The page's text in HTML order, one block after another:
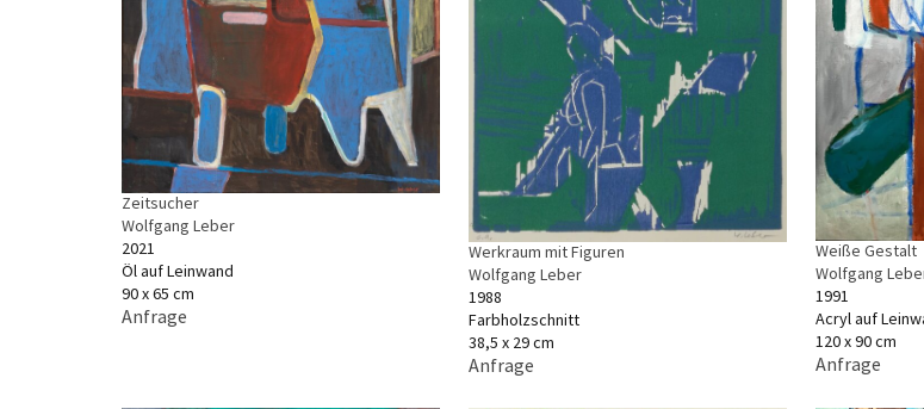
Zeitsucher
Wolfgang Leber
2021
Öl auf Leinwand
90 x 65 cm
Anfrage
Werkraum mit Figuren
Wolfgang Leber
1988
Farbholzschnitt
38,5 x 29 cm
Anfrage
Weiße Gestalt
Wolfgang
1991
Acryl auf
120 x 90 cm
Anfrage